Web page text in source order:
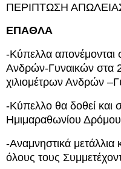
ΠΕΡΙΠΤΩΣΗ
ΕΠΑΘΛΑ
-Κύπελλα απονέμονται
Ανδρών-Γυναικών στα
χιλιομέτρων Ανδρών
-Κύπελλο θα δοθεί και
Ημιμαραθωνίου
-Αναμνηστικά
όλους τους